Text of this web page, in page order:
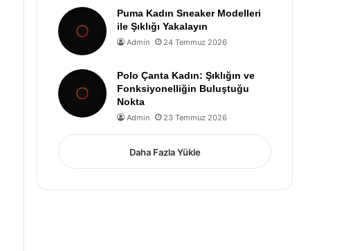
Puma Kadın Sneaker Modelleri
ile Şıklığı Yakalayın
Admin 24 Temmuz 2026
Polo Çanta Kadın: Şıklığın ve
Fonksiyonelliğin Buluştuğu
Nokta
Admin 23 Temmuz 2026
Daha Fazla Yükle